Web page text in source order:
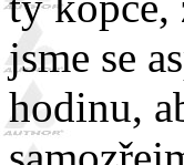
jsme se
hodinu,